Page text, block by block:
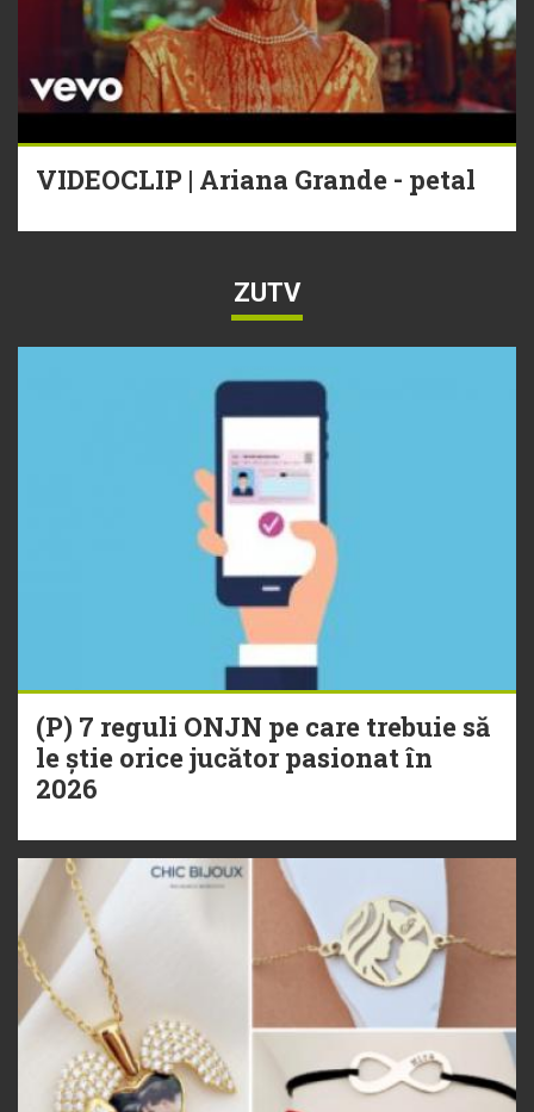
VIDEOCLIP | Ariana Grande - petal
ZUTV
(P) 7 reguli ONJN pe care trebuie să
le știe orice jucător pasionat în
2026